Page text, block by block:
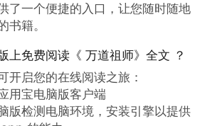
了一个便捷的入口，让您随时随地
书籍。
上免费阅读《 万道祖师》全文 ？
开启您的在线阅读之旅：
用宝电脑版客户端
版检测电脑环境，安装引擎以提供